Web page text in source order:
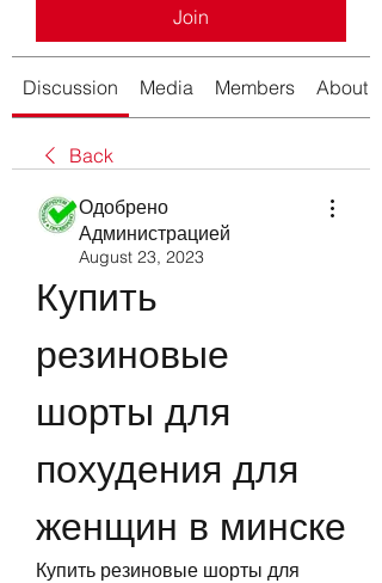
Join
Discussion Media Members About
Back
Одобрено
Администрацией
August 23, 2023
Купить
резиновые
шорты для
похудения для
женщин в минске
Купить резиновые шорты для